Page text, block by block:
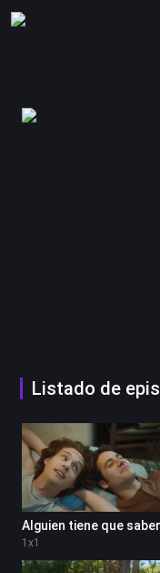
Listado de
1 x1